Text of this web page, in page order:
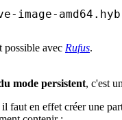
image-
possible avec Rufus.
mode persistent, c'est
faut en effet créer une